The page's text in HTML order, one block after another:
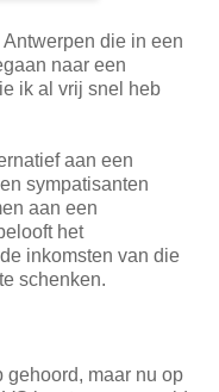
die in een
naar een
ik al vrij snel heb
aan een
sympatisanten
aan een
het
inkomsten van die
schenken.
gehoord, maar nu op